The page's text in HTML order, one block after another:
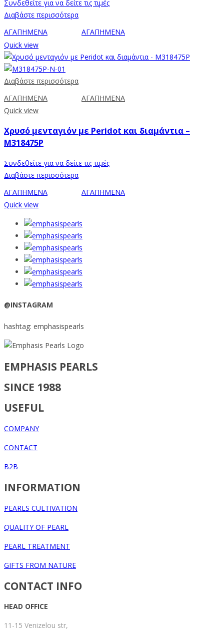
Συνδεθείτε για να δείτε τις τιμές
Διαβάστε περισσότερα
ΑΓΑΠΗΜΕΝΑ
ΑΓΑΠΗΜΕΝΑ
Quick view
Διαβάστε περισσότερα
ΑΓΑΠΗΜΕΝΑ
ΑΓΑΠΗΜΕΝΑ
Quick view
Χρυσό μενταγιόν με Peridot και διαμάντια –
M318475P
Συνδεθείτε για να δείτε τις τιμές
Διαβάστε περισσότερα
ΑΓΑΠΗΜΕΝΑ
ΑΓΑΠΗΜΕΝΑ
Quick view
@INSTAGRAM
hashtag: emphasispearls
EMPHASIS PEARLS
SINCE 1988
USEFUL
COMPANY
CONTACT
B2B
INFORMATION
PEARLS CULTIVATION
QUALITY OF PEARL
PEARL TREATMENT
GIFTS FROM NATURE
CONTACT INFO
HEAD OFFICE
11-15 Venizelou str,